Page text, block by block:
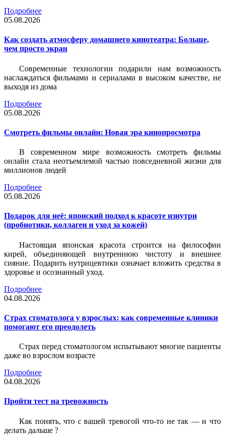
Подробнее
05.08.2026
Как создать атмосферу домашнего кинотеатра: Больше,
чем просто экран
Современные технологии подарили нам возможность
наслаждаться фильмами и сериалами в высоком качестве, не
выходя из дома
Подробнее
05.08.2026
Смотреть фильмы онлайн: Новая эра кинопросмотра
В современном мире возможность смотреть фильмы
онлайн стала неотъемлемой частью повседневной жизни для
миллионов людей
Подробнее
05.08.2026
Подарок для неё: японский подход к красоте изнутри
(пробиотики, коллаген и уход за кожей)
Настоящая японская красота строится на философии
кирей, объединяющей внутреннюю чистоту и внешнее
сияние. Подарить нутрицевтики означает вложить средства в
здоровье и осознанный уход.
Подробнее
04.08.2026
Страх стоматолога у взрослых: как современные клиники
помогают его преодолеть
Страх перед стоматологом испытывают многие пациенты
даже во взрослом возрасте
Подробнее
04.08.2026
Пройти тест на тревожность
Как понять, что с вашей тревогой что-то не так — и что
делать дальше ?